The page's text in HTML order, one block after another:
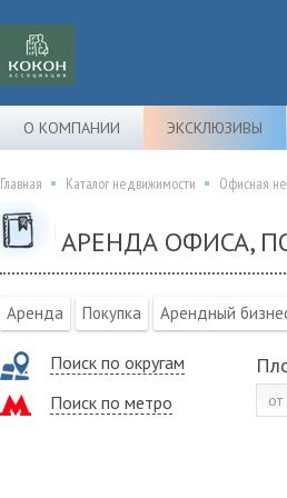
О КОМПАНИИ ЭКСКЛЮЗИВЫ
Главная Каталог недвижимости Офисная
АРЕНДА ОФИСА,
Аренда Покупка Арендный
Поиск по округам
Поиск по метро